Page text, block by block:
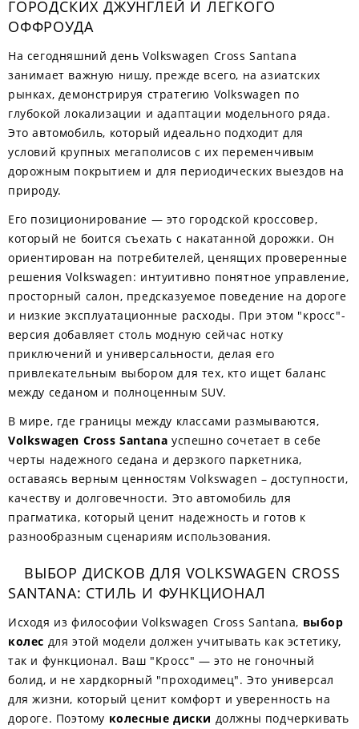
ГОРОДСКИХ ДЖУНГЛЕЙ И ЛЕГКОГО
ОФФРОУДА
На сегодняшний день Volkswagen Cross Santana
занимает важную нишу, прежде всего, на азиатских
рынках, демонстрируя стратегию Volkswagen по
глубокой локализации и адаптации модельного ряда.
Это автомобиль, который идеально подходит для
условий крупных мегаполисов с их переменчивым
дорожным покрытием и для периодических выездов на
природу.
Его позиционирование — это городской кроссовер,
который не боится съехать с накатанной дорожки. Он
ориентирован на потребителей, ценящих проверенные
решения Volkswagen: интуитивно понятное управление,
просторный салон, предсказуемое поведение на дороге
и низкие эксплуатационные расходы. При этом "кросс"-
версия добавляет столь модную сейчас нотку
приключений и универсальности, делая его
привлекательным выбором для тех, кто ищет баланс
между седаном и полноценным SUV.
В мире, где границы между классами размываются,
Volkswagen Cross Santana успешно сочетает в себе
черты надежного седана и дерзкого паркетника,
оставаясь верным ценностям Volkswagen – доступности,
качеству и долговечности. Это автомобиль для
прагматика, который ценит надежность и готов к
разнообразным сценариям использования.
ВЫБОР ДИСКОВ ДЛЯ VOLKSWAGEN CROSS
SANTANA: СТИЛЬ И ФУНКЦИОНАЛ
Исходя из философии Volkswagen Cross Santana, выбор
колес для этой модели должен учитывать как эстетику,
так и функционал. Ваш "Кросс" — это не гоночный
болид, и не хардкорный "проходимец". Это универсал
для жизни, который ценит комфорт и уверенность на
дороге. Поэтому колесные диски должны подчеркивать